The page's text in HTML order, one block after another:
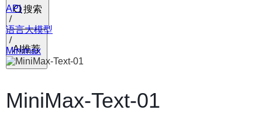
搜索
AI推荐
API
语言大模型
Minimax
MiniMax-Text-01